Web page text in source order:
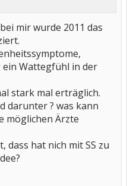
mir wurde 2011 das
Wattegfühl in der
stark mal erträglich.
darunter ? was kann
möglichen Ärzte
dass hat nich mit SS zu